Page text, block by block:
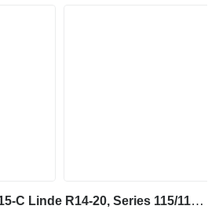
R14-20, Series 115/115-C Linde R14-20, Series 115/115-C